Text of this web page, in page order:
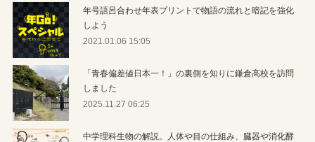
年号語呂合わせ年表プリントで物語の流れと暗記を強化
しよう
2021.01.06 15:05
「青春偏差値日本一！」の裏側を知りに鎌倉高校を訪問
しました
2025.11.27 06:25
中学理科生物の解説。人体や目の仕組み、臓器や消化酵